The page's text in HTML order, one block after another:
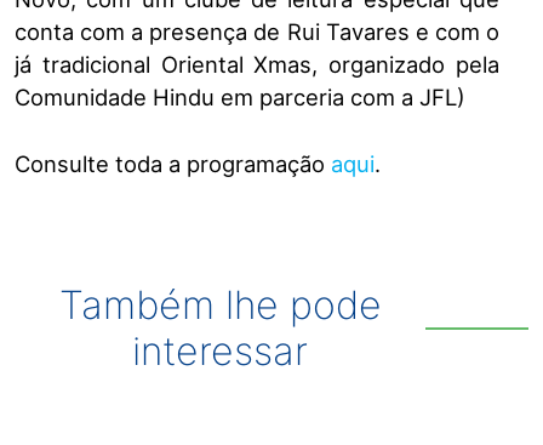
conta com a presença de Rui Tavares e com o
já tradicional Oriental Xmas, organizado pela
Comunidade Hindu em parceria com a JFL)
Consulte toda a programação aqui.
Também lhe pode
interessar